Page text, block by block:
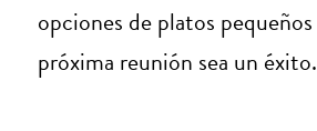
opciones de platos
próxima reunión sea un éxito.